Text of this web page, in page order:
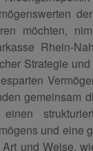
möchten,
Rhein-
Strategie
gemeinsam
und eine
und Weise,